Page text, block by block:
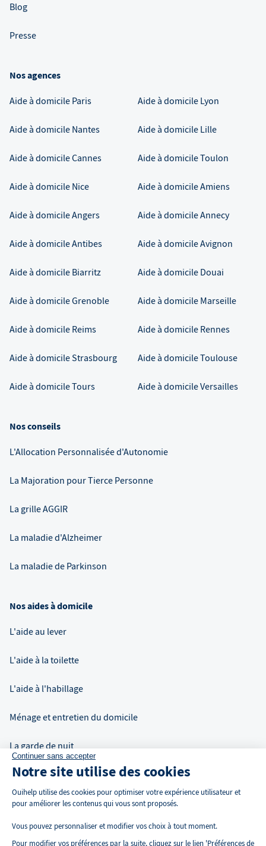
Blog
Presse
Nos agences
Aide à domicile Paris Aide à domicile Lyon
Aide à domicile Nantes Aide à domicile Lille
Aide à domicileCannes Aide à domicileToulon
Aide à domicile Nice Aide à domicileAmiens
Aide à domicileAngers Aide à domicileAnnecy
Aide à domicileAntibes Aide à domicileAvignon
Aide à domicile Biarritz Aide à domicile Douai
Aide à domicileGrenoble Aide à domicile Marseille
Aide à domicile Reims Aide à domicile Rennes
Aide à domicileStrasbourg Aide à domicileToulouse
Aide à domicileTours Aide à domicileVersailles
Nos conseils
L'Allocation Personnalisée d'Autonomie
La Majoration pour Tierce Personne
La grille AGGIR
La maladie d'Alzheimer
La maladie de Parkinson
Nos aides à domicile
L'aide au lever
L'aide à la toilette
L'aide à l'habillage
Ménage et entretien du domicile
La garde de nuit
Auxiliaire de vie à domicile
Continuer sans accepter
Notre site utilise des cookies
Ouihelp utilise des cookies pour optimiser votre expérience utilisateur et
pour améliorer les contenus qui vous sont proposés.
Vous pouvez personnaliser et modifier vos choix à tout moment.
Pour modifier vos préférences par la suite, cliquez sur le lien 'Préférences de